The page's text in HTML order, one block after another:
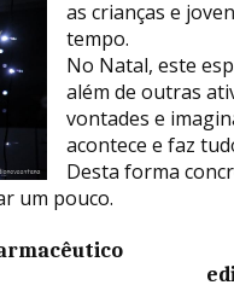
as crianças e
tempo.
No Natal, este
além de outras
vontades e
acontece e faz
Desta forma
um pouco.